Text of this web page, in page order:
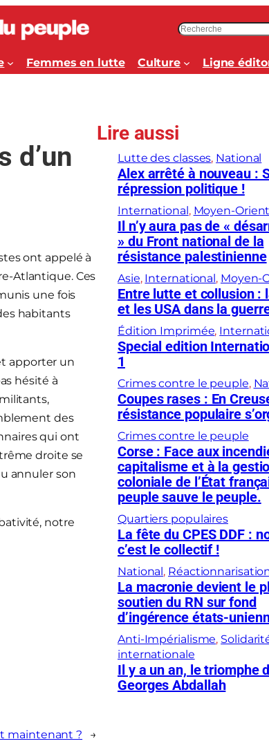
c
h
h
r
Femmes en lutte Culture Ligne
d’un
ont appelé à
Atlantique. Ces
une fois
habitants
apporter un
hésité à
des
qui ont
droite se
annuler son
notre
maintenant ? →
Lire aussi
Lutte des classes, National
Alex arrêté à nouveau :
répression politique !
International, Moyen-Orient
Il n’y aura pas de «
» du Front national de la
résistance palestinienne
Asie, International, Moyen-
Entre lutte et collusion :
et les USA dans la
Édition Imprimée,
Special edition
1
Crimes contre le peuple,
Coupes rases : En
résistance populaire
Crimes contre le peuple
Corse : Face aux
capitalisme et à la
coloniale de l’État
peuple sauve le peuple.
Quartiers populaires
La fête du CPES DDF :
c’est le collectif !
National,
La macronie devient le
soutien du RN sur fond
d’ingérence états-
Anti-Impérialisme,
internationale
Il y a un an, le triomphe
Georges Abdallah